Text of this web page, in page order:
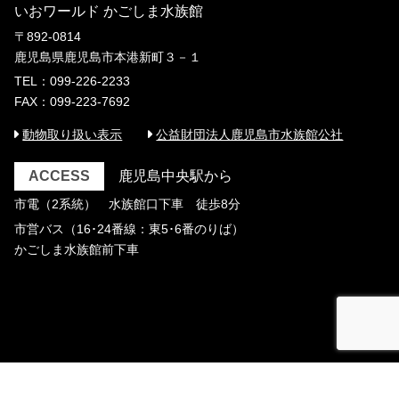
いおワールド かごしま水族館
〒892-0814
鹿児島県鹿児島市本港新町３－１
TEL：099-226-2233
FAX：099-223-7692
動物取り扱い表示 公益財団法人鹿児島市水族館公社
ACCESS 鹿児島中央駅から
市電（2系統） 水族館口下車 徒歩8分
市営バス（16･24番線：東5･6番のりば）
かごしま水族館前下車